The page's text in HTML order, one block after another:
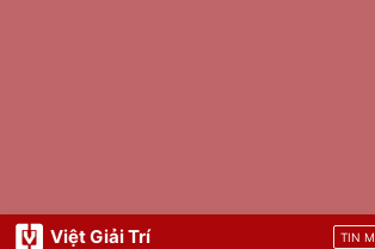
Việt Giải Trí TIN